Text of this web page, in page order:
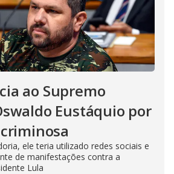
ao Supremo
Eustáquio por
ele teria utilizado redes sociais e
de manifestações contra a
Lula